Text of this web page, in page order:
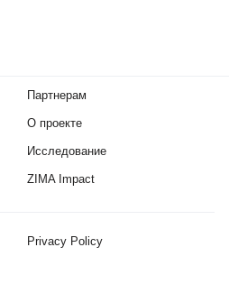
Партнерам
О проекте
Исследование
ZIMA Impact
Privacy Policy